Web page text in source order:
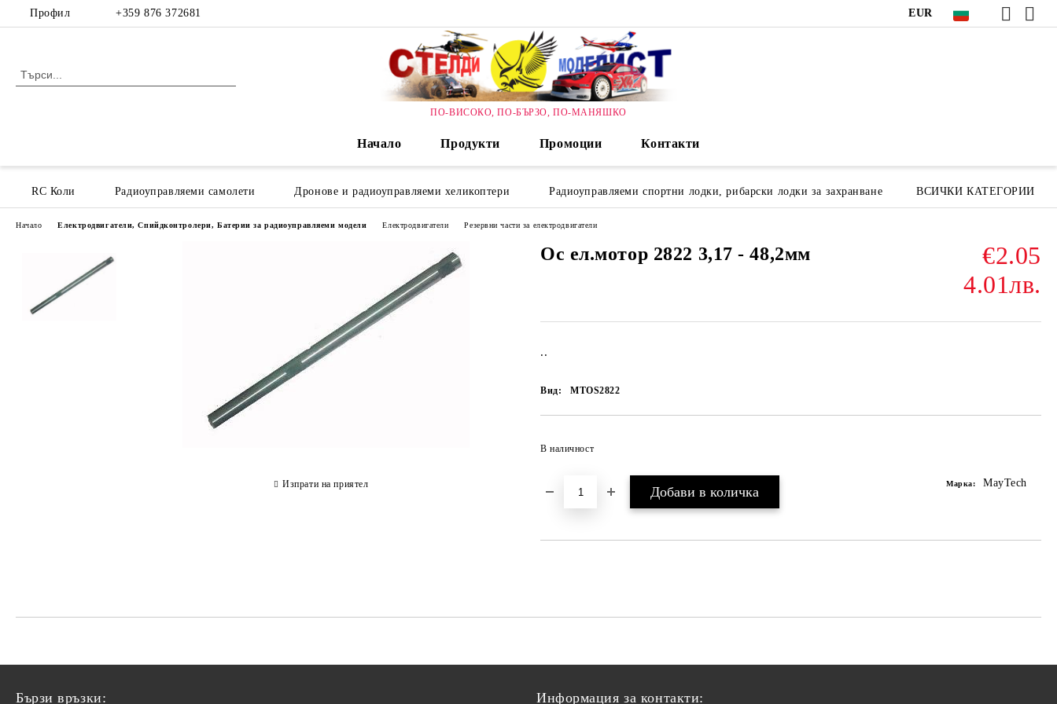
Профил +359 876 372681 EUR
ПО-ВИСОКО, ПО-БЪРЗО, ПО-МАНЯШКО
Начало Продукти Промоции Контакти
RC Коли Радиоуправляеми самолети Дронове и радиоуправляеми хеликоптери Радиоуправляеми спортни лодки, рибарски лодки за захранване ВСИЧКИ КАТЕГОРИИ
Начало Електродвигатели, Спийдконтролери, Батерии за радиоуправляеми модели Електродвигатели Резервни части за електродвигатели
Ос ел.мотор 2822 3,17 - 48,2мм
€2.05
4.01лв.
..
Вид: MTOS2822
В наличност
Марка: MayTech
Изпрати на приятел
Бързи връзки: Информация за контакти: